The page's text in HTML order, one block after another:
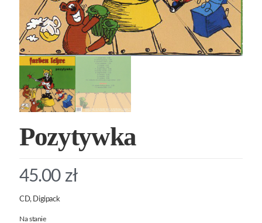
Pozytywka
45.00 zł
CD, Digipack
Na stanie